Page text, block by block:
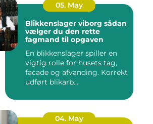
05. May
Blikkenslager viborg sådan
vælger du den rette
fagmand til opgaven
En blikkenslager spiller en
vigtig rolle for husets tag,
facade og afvanding. Korrekt
udført blikarb...
04. May